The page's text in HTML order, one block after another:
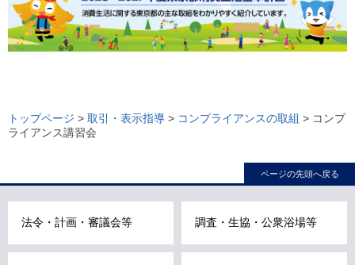
ー
カ
トップページ > 取引・表示指導 > コンプライアンスの取組 > コンプ
ライアンス講習会
ページの先頭へ戻る
法令・計画・審議会等 調査・生協・公衆浴場等